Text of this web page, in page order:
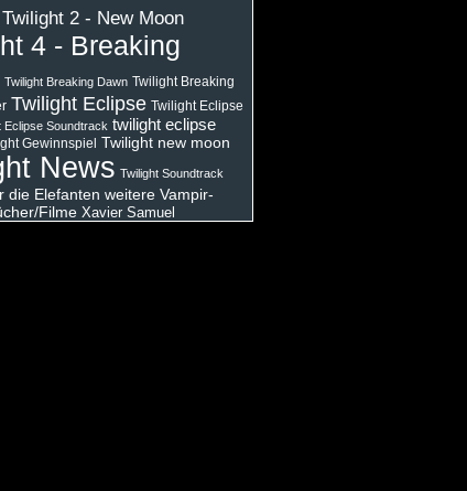
Twilight 2 - New Moon
4 - Breaking
Twilight Breaking Dawn Twilight Breaking
Twilight Eclipse Twilight Eclipse
Eclipse Soundtrack twilight eclipse
Gewinnspiel Twilight new moon
News Twilight Soundtrack
die Elefanten weitere Vampir-
Filme Xavier Samuel